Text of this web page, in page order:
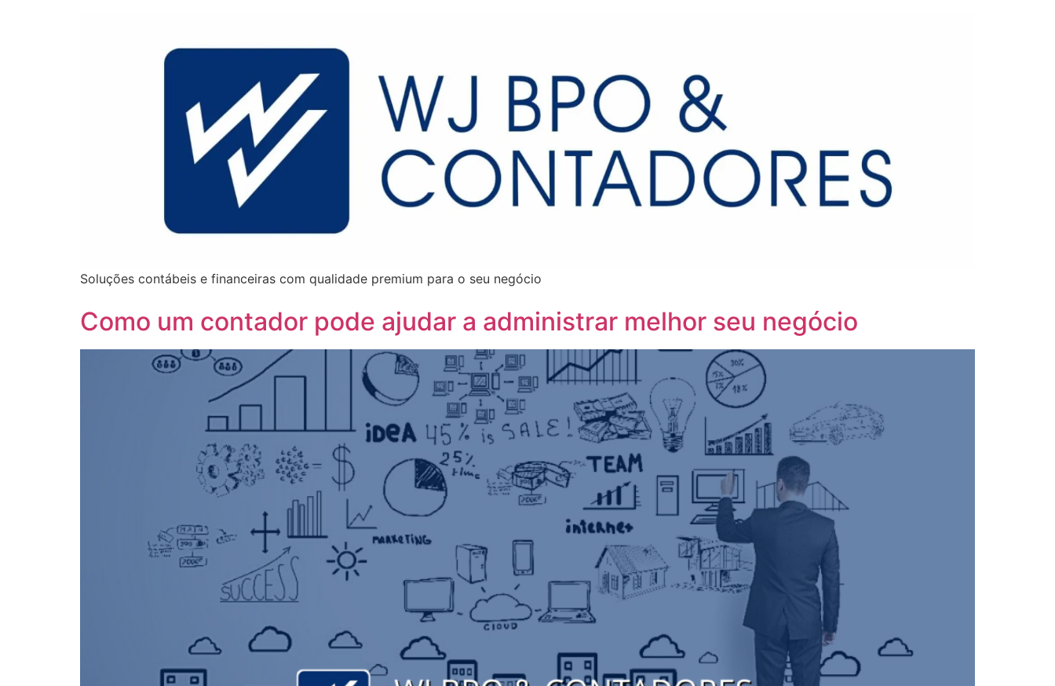
Soluções contábeis e financeiras com qualidade premium para o seu negócio
Como um contador pode ajudar a administrar melhor seu negócio